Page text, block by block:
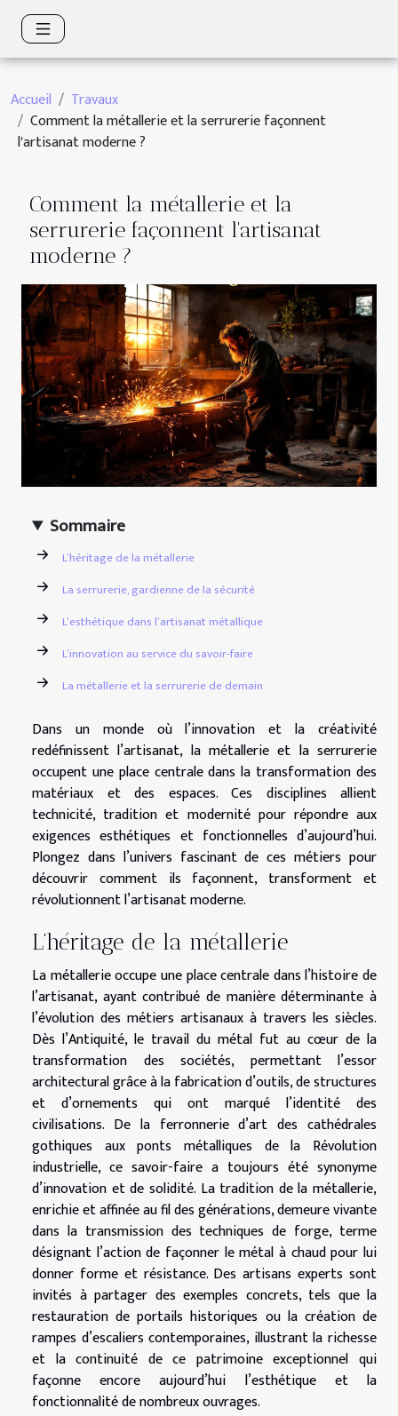
Accueil
Travaux
Comment la métallerie et la serrurerie façonnent
l'artisanat moderne ?
Comment la métallerie et la
serrurerie façonnent l'artisanat
moderne ?
Sommaire
L’héritage de la métallerie
La serrurerie, gardienne de la sécurité
L’esthétique dans l’artisanat métallique
L’innovation au service du savoir-faire
La métallerie et la serrurerie de demain
Dans un monde où l’innovation et la créativité
redéfinissent l’artisanat, la métallerie et la serrurerie
occupent une place centrale dans la transformation des
matériaux et des espaces. Ces disciplines allient
technicité, tradition et modernité pour répondre aux
exigences esthétiques et fonctionnelles d’aujourd’hui.
Plongez dans l’univers fascinant de ces métiers pour
découvrir comment ils façonnent, transforment et
révolutionnent l’artisanat moderne.
L’héritage de la métallerie
La métallerie occupe une place centrale dans l’histoire de
l’artisanat, ayant contribué de manière déterminante à
l’évolution des métiers artisanaux à travers les siècles.
Dès l’Antiquité, le travail du métal fut au cœur de la
transformation des sociétés, permettant l’essor
architectural grâce à la fabrication d’outils, de structures
et d’ornements qui ont marqué l’identité des
civilisations. De la ferronnerie d’art des cathédrales
gothiques aux ponts métalliques de la Révolution
industrielle, ce savoir-faire a toujours été synonyme
d’innovation et de solidité. La tradition de la métallerie,
enrichie et affinée au fil des générations, demeure vivante
dans la transmission des techniques de forge, terme
désignant l’action de façonner le métal à chaud pour lui
donner forme et résistance. Des artisans experts sont
invités à partager des exemples concrets, tels que la
restauration de portails historiques ou la création de
rampes d’escaliers contemporaines, illustrant la richesse
et la continuité de ce patrimoine exceptionnel qui
façonne encore aujourd’hui l’esthétique et la
fonctionnalité de nombreux ouvrages.